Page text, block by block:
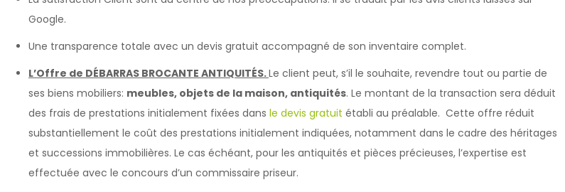
Google.
Une transparence totale avec un devis gratuit accompagné de son inventaire complet.
L’Offre de DÉBARRAS BROCANTE ANTIQUITÉS.Le client peut, s’il le souhaite, revendre tout ou partie de
ses biens mobiliers: meubles, objets de la maison, antiquités. Le montant de la transaction sera déduit
des frais de prestations initialement fixées dans le devis gratuit établi au préalable. Cette offre réduit
substantiellement le coût des prestations initialement indiquées, notamment dans le cadre des héritages
et successions immobilières. Le cas échéant, pour les antiquités et pièces précieuses, l’expertise est
effectuée avec le concours d’un commissaire priseur.